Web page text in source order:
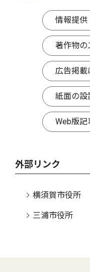
情報提供
著作物の
広告掲載
紙面の設
Web版記
外部リンク
横須賀市役所
三浦市役所